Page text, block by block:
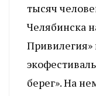
тысяч
Челябинска
берег». На